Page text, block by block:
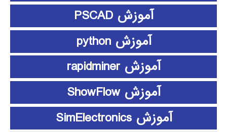
آموزش PSCAD
آموزش python
آموزش rapidminer
آموزش ShowFlow
آموزش SimElectronics